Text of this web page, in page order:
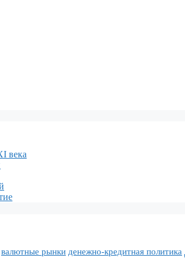
века
валютные рынки денежно-кредитная политика